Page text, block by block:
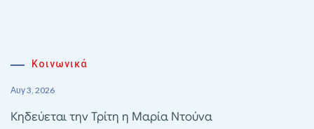
Κοινωνικά
Αυγ 3, 2026
Κηδεύεται την Τρίτη η Μαρία Ντούνα